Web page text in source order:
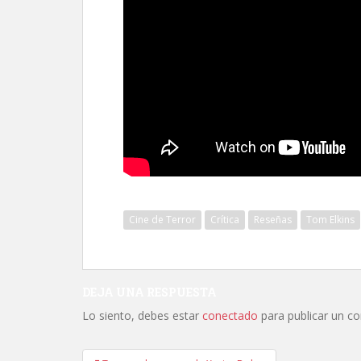
Cine de Terror Crítica Reseñas Tom Elkins
Lo siento, debes estar conectado para publicar un